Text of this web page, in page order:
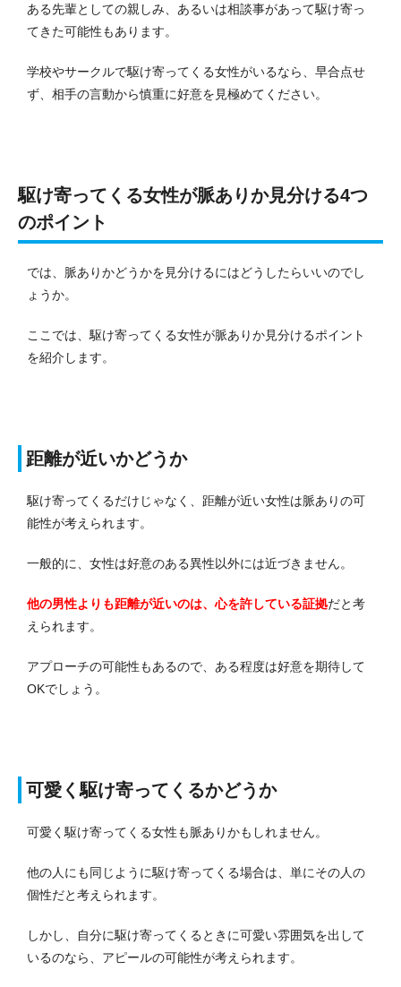
ある先輩としての親しみ、あるいは相談事があって駆け寄っ
てきた可能性もあります。
学校やサークルで駆け寄ってくる女性がいるなら、早合点せ
ず、相手の言動から慎重に好意を見極めてください。
駆け寄ってくる女性が脈ありか見分ける4つ
のポイント
では、脈ありかどうかを見分けるにはどうしたらいいのでし
ょうか。
ここでは、駆け寄ってくる女性が脈ありか見分けるポイント
を紹介します。
距離が近いかどうか
駆け寄ってくるだけじゃなく、距離が近い女性は脈ありの可
能性が考えられます。
一般的に、女性は好意のある異性以外には近づきません。
他の男性よりも距離が近いのは、心を許している証拠だと考
えられます。
アプローチの可能性もあるので、ある程度は好意を期待して
OKでしょう。
可愛く駆け寄ってくるかどうか
可愛く駆け寄ってくる女性も脈ありかもしれません。
他の人にも同じように駆け寄ってくる場合は、単にその人の
個性だと考えられます。
しかし、自分に駆け寄ってくるときに可愛い雰囲気を出して
いるのなら、アピールの可能性が考えられます。